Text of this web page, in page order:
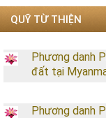
QUỸ TỪ THIỆN
Phương danh
đất tại
Phương danh